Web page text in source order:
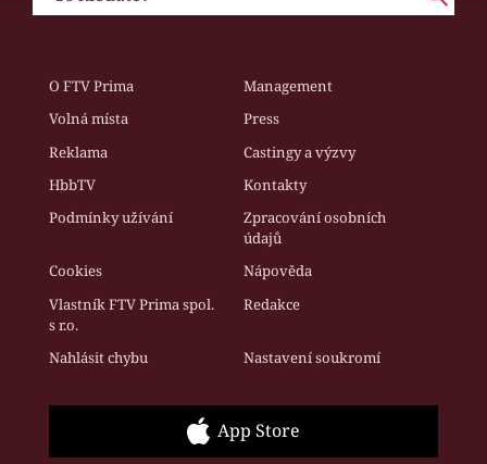
O FTV Prima
Management
Volná místa
Press
Reklama
Castingy a výzvy
HbbTV
Kontakty
Podmínky užívání
Zpracování osobních
údajů
Cookies
Nápověda
Vlastník FTV Prima spol.
s r.o.
Redakce
Nahlásit chybu Nastavení soukromí
App Store